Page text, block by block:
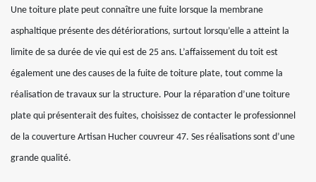
Une toiture plate peut connaître une fuite lorsque la membrane
asphaltique présente des détériorations, surtout lorsqu’elle a atteint la
limite de sa durée de vie qui est de 25 ans. L’affaissement du toit est
également une des causes de la fuite de toiture plate, tout comme la
réalisation de travaux sur la structure. Pour la réparation d’une toiture
plate qui présenterait des fuites, choisissez de contacter le professionnel
de la couverture Artisan Hucher couvreur 47. Ses réalisations sont d’une
grande qualité.